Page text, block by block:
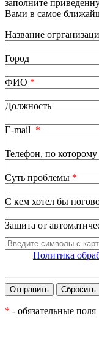
заполните
Вами в самое
Название
Город
ФИО *
Должность
E-mail *
Телефон, по
Суть проблемы *
С кем хотел бы
Защита от
Политика
* - обязательные поля